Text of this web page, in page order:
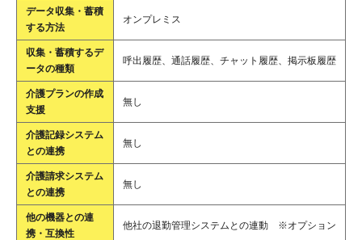
データ収集・蓄積
する方法
オンプレミス
収集・蓄積するデ
ータの種類
呼出履歴、通話履歴、チャット履歴、掲示板履歴
介護プランの作成
支援
無し
介護記録システム
との連携
無し
介護請求システム
との連携
無し
他の機器との連
携・互換性
他社の退勤管理システムとの連動 ※オプション